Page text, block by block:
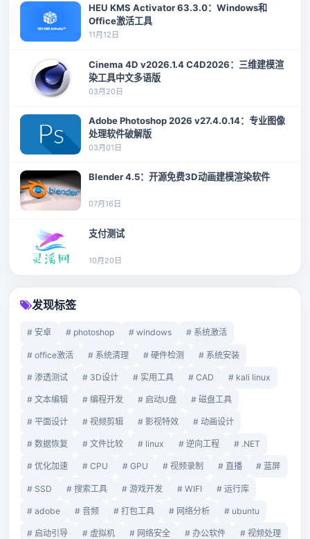
HEU KMS Activator 63.3.0：Windows和
Office激活工具
11月12日
Cinema 4D v2026.1.4 C4D2026：三维建模渲
染工具中文多语版
03月20日
Adobe Photoshop 2026 v27.4.0.14：专业图像
处理软件破解版
03月01日
Blender 4.5：开源免费3D动画建模渲染软件
07月16日
支付测试
10月20日
发现标签
# 安卓 # photoshop # windows # 系统激活
# office激活 # 系统清理 # 硬件检测 # 系统安装
# 渗透测试 # 3D设计 # 实用工具 # CAD # kali linux
# 文本编辑 # 编程开发 # 启动U盘 # 磁盘工具
# 平面设计 # 视频剪辑 # 影视特效 # 动画设计
# 数据恢复 # 文件比较 # linux # 逆向工程 # .NET
# 优化加速 # CPU # GPU # 视频录制 # 直播 # 蓝屏
# SSD # 搜索工具 # 游戏开发 # WIFI # 运行库
# adobe # 音频 # 打包工具 # 网络分析 # ubuntu
# 启动引导 # 虚拟机 # 网络安全 # 办公软件 # 视频处理